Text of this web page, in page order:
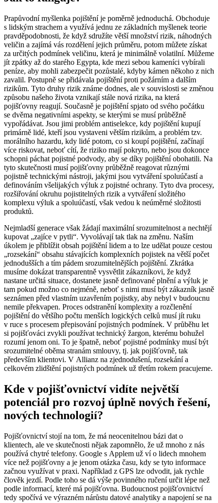
Prapůvodní myšlenka pojištění je poměrně jednoduchá. Obchoduje
s lidským strachem a využívá jednu ze základních myšlenek teorie
pravděpodobnosti, že když sdružíte větší množství rizik, náhodných
veličin a zajímá vás rozdělení jejich průměru, potom můžete získat
za určitých podmínek veličinu, která je minimálně volatilní. Můžeme
jít zpátky až do starého Egypta, kde mezi sebou kameníci vybírali
peníze, aby mohli zabezpečit pozůstalé, kdyby kámen někoho z nich
zavalil. Postupně se přidávala pojištění proti požárním a dalším
rizikům. Tyto druhy rizik známe dodnes, ale v souvislosti se změnou
způsobu našeho života vznikají stále nová rizika, na která
pojišťovny reagují. Současně je pojištění spjato od svého počátku
se dvěma negativními aspekty, se kterými se musí průběžně
vypořádávat. Jsou jimi problém antiselekce, kdy pojištění kupují
primárně lidé, kteří jsou vystaveni větším rizikům, a problém tzv.
morálního hazardu, kdy lidé potom, co si koupí pojištění, začínají
více riskovat, neboť cítí, že riziko mají pokryto, nebo jsou dokonce
schopni páchat pojistné podvody, aby se díky pojištění obohatili. Na
tyto skutečnosti musí pojišťovny průběžně reagovat různými
pojistně technickými nástroji, jakými jsou vytváření spoluúčastí a
definováním všelijakých výluk z pojistné ochrany. Tyto dva procesy,
rozšiřování okruhu pojistitelných rizik a vytváření složitého
komplexu výluk a spoluúčastí, však vedou k neúměrné složitosti
produktů.
Nejmladší generace však žádají maximální srozumitelnost a nechtějí
kupovat „zajíce v pytli“. Vyvolávají tak tlak na změnu. Naším
úkolem je přiblížit obsah pojištění lidem a to lze udělat pouze cestou
„rozsekání“ obsahu stávajících komplexních pojistek na větší počet
jednodušších a tím pádem srozumitelnějších pojištění. Zkrátka
musíme dokázat transparentně vysvětlit zákazníkovi, že když
nastane určitá situace, dostanete jasně definované plnění a výluk je
tam pokud možno co nejméně, neboť s nimi musí být zákazník jasně
seznámen před vlastním uzavřením pojistky, aby nebyl v budoucnu
nemile překvapen. Proces odstranění komplexity a rozčlenění
pojištění do většího počtu menších logických celků musí jít ruku
v ruce s procesem přepisování pojistných podmínek. V průběhu let
si pojišťováci zvykli používat technický žargon, kterému bohužel
rozumí jenom oni. To je špatně, neboť pojistné podmínky musí být
srozumitelné oběma stranám smlouvy, tj. jak pojišťovně, tak
především klientovi. V Allianz na zjednodušení, rozsekání a
celkovém zlidštění pojistných podmínek už třetím rokem pracujeme.
Kde v pojišťovnictví vidíte největší
potenciál pro rozvoj úplně nových řešení,
nových technologií?
Pojišťovnictví stojí na tom, že má neocenitelnou bázi dat o
klientech, ale ve skutečnosti nějak zapomnělo, že už mnoho z nás
používá chytré telefony. Google s Applem už ví o lidech mnohem
více než pojišťovny a je jenom otázka času, kdy se tyto informace
začnou využívat v praxi. Například z GPS lze odvodit, jak rychle
člověk jezdí. Podle toho se dá výše povinného ručení určit lépe než
podle informací, které má pojišťovna. Budoucnost pojišťovnictví
tedy spočívá ve výrazném nárůstu datové analytiky a napojení se na